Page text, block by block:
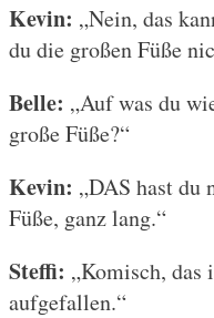
Kevin: „Nein, das
du die großen Füße
Belle: „Auf was du
große Füße?“
Kevin: „DAS hast du
Füße, ganz lang.“
Steffi: „Komisch,
aufgefallen.“